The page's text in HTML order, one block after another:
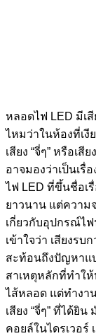
หลอดไฟ LED มีเสี
ไหมว่าในห้องที่เงี
เสียง “จี่ๆ” หรือเ
อาจมองว่าเป็นเรื่
ไฟ LED ที่ขึ้นชื่อเ
ยาวนาน แต่ความ
เกี่ยวกับอุปกรณ์ไ
เข้าใจว่า เสียงรบ
สะท้อนถึงปัญหาแ
สาเหตุหลักที่ทำให้
ไส้หลอด แต่ทำงา
เสียง “จี่ๆ” ที่ได้ยิ
คอยล์ในไดรเวอร์